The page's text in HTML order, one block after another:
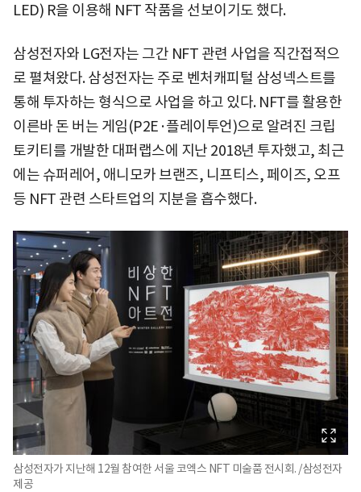
LED) R을 이용해 NFT 작품을 선보이기도 했다.
삼성전자와 LG전자는 그간 NFT 관련 사업을 직간접적으
로 펼쳐왔다. 삼성전자는 주로 벤처캐피털 삼성넥스트를
통해 투자하는 형식으로 사업을 하고 있다. NFT를 활용한
이른바 돈 버는 게임(P2E·플레이투언)으로 알려진 크립
토키티를 개발한 대퍼랩스에 지난 2018년 투자했고, 최근
에는 슈퍼레어, 애니모카 브랜즈, 니프티스, 페이즈, 오프
등 NFT 관련 스타트업의 지분을 흡수했다.
삼성전자가 지난해 12월 참여한 서울 코엑스 NFT 미술품 전시회. /삼성전자
제공